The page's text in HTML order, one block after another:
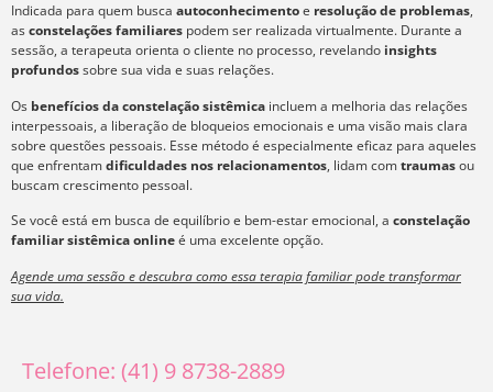
Indicada para quem busca autoconhecimentoe resolução de problemas,
asconstelações familiares podem ser realizada virtualmente. Durante a
sessão, a terapeuta orienta o cliente no processo, revelando insights
profundossobre sua vida e suas relações.
Os benefícios da constelação sistêmica incluem a melhoria das relações
interpessoais, a liberação de bloqueios emocionais e uma visão mais clara
sobre questões pessoais. Esse método é especialmente eficaz para aqueles
que enfrentamdificuldades nos relacionamentos, lidam comtraumasou
buscam crescimento pessoal.
Se você está em busca de equilíbrio e bem-estar emocional, a constelação
familiar sistêmica onlineé uma excelente opção.
Agende uma sessão e descubra como essa terapia familiar pode transformar
sua vida.
Telefone: (41) 9 8738-2889